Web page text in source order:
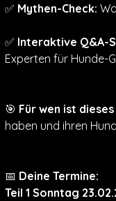
✅ Mythen-Check:
✅ Interaktive Q&A-
Experten für Hunde-
🎯 Für wen ist
haben und ihren
📅 Deine Termine:
Teil 1 Sonntag